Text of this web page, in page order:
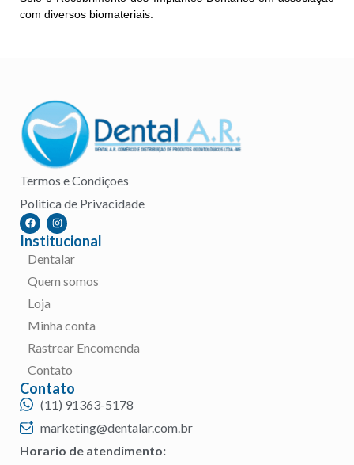
com diversos biomateriais.
Termos e Condiçoes
Politica de Privacidade
Institucional
Dentalar
Quem somos
Loja
Minha conta
Rastrear Encomenda
Contato
Contato
(11) 91363-5178
marketing@dentalar.com.br
Horario de atendimento: